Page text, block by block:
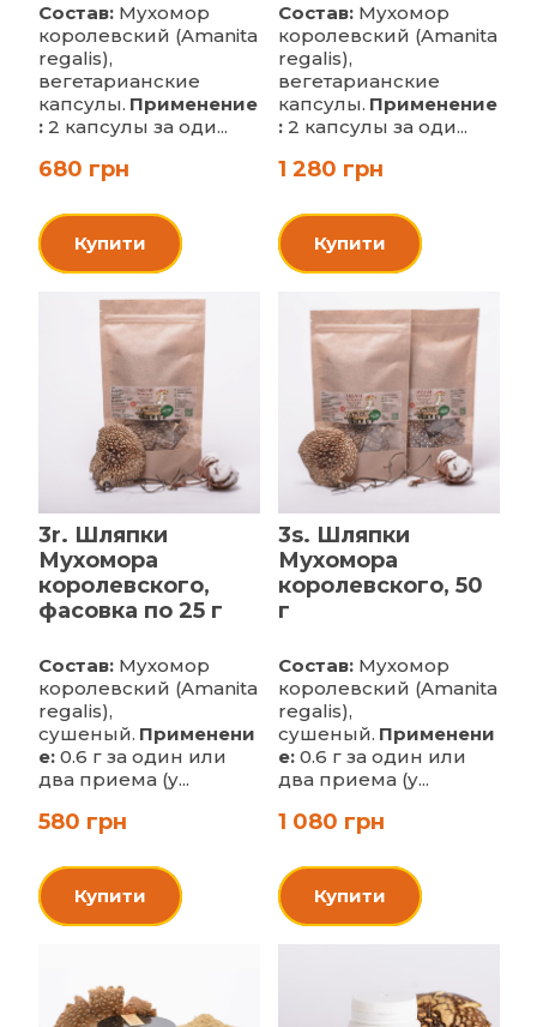
Состав:Мухомор
королевский (Amanita
regalis),
вегетарианские
капсулы. Применение
: 2 капсулы за оди...
680 грн
Купити
Состав:Мухомор
королевский (Amanita
regalis),
вегетарианские
капсулы. Применение
:2 капсулы за оди...
1 280 грн
Купити
3r. Шляпки
Мухомора
королевского,
фасовка по 25 г
Состав:Мухомор
королевский (Amanita
regalis),
сушеный. Применени
е:0.6 г за один или
два приема (у...
580 грн
Купити
3s. Шляпки
Мухомора
королевского, 50
г
Состав:Мухомор
королевский (Amanita
regalis),
сушеный. Применени
е:0.6 г за один или
два приема (у...
1 080 грн
Купити